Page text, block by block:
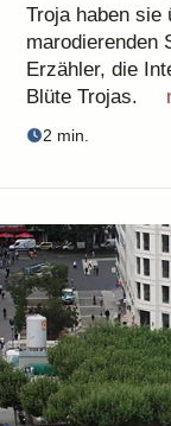
Troja haben sie
marodierenden
Erzähler, die
Blüte Trojas.
2 min.